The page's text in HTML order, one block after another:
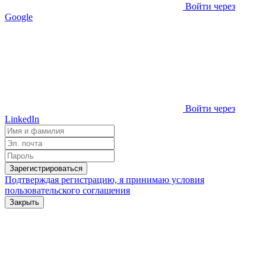
Войти через
Google
Войти через
LinkedIn
Зарегистрироваться
Подтверждая регистрацию, я принимаю условия
пользовательского соглашения
Закрыть